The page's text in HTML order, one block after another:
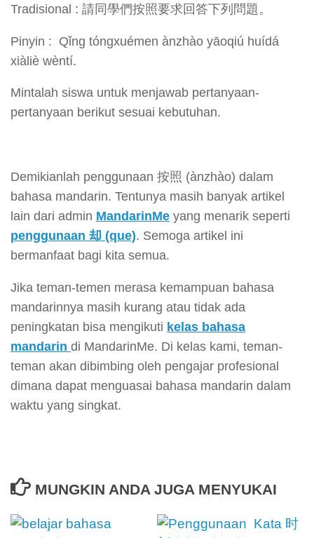
Tradisional : 請同學們按照要求回答下列問題。
Pinyin : Qǐng tóngxuémen ànzhào yāoqiú huídá
xiàliè wèntí.
Mintalah siswa untuk menjawab pertanyaan-
pertanyaan berikut sesuai kebutuhan.
Demikianlah penggunaan 按照 (ànzhào) dalam
bahasa mandarin. Tentunya masih banyak artikel
lain dari admin MandarinMe yang menarik seperti
penggunaan 却 (que). Semoga artikel ini
bermanfaat bagi kita semua.
Jika teman-temen merasa kemampuan bahasa
mandarinnya masih kurang atau tidak ada
peningkatan bisa mengikuti kelas bahasa
mandarin di MandarinMe. Di kelas kami, teman-
teman akan dibimbing oleh pengajar profesional
dimana dapat menguasai bahasa mandarin dalam
waktu yang singkat.
MUNGKIN ANDA JUGA MENYUKAI